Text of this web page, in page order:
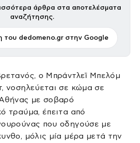
άρθρα στα αποτελέσματα
αναζήτησης.
του dedomeno.gr στην Google
ο Μπράντλεϊ Μπελόμ
νοσηλεύεται σε κώμα σε
με σοβαρό
τραύμα, έπειτα από
που οδηγούσε με
μόλις μία μέρα μετά την